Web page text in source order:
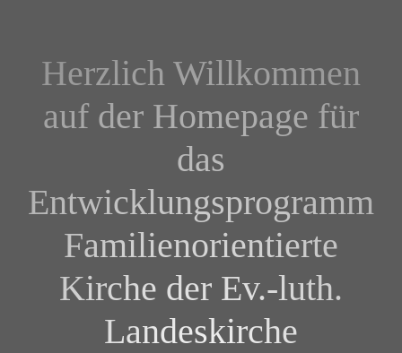
Herzlich Willkommen
auf der Homepage für
das
Entwicklungsprogramm
Familienorientierte
Kirche der Ev.-luth.
Landeskirche